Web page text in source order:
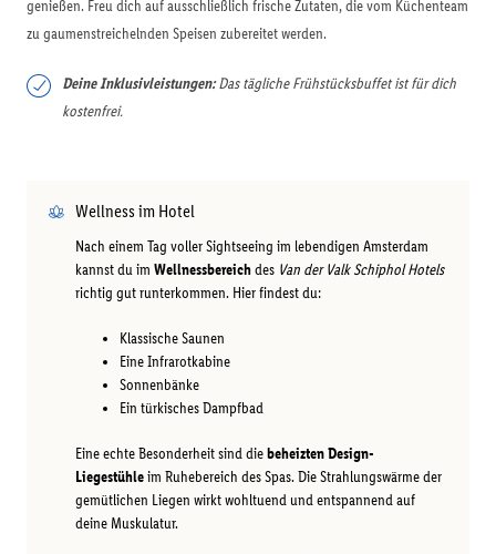
genießen. Freu dich auf ausschließlich frische Zutaten, die vom Küchenteam
zu gaumenstreichelnden Speisen zubereitet werden.
Deine Inklusivleistungen:Das tägliche Frühstücksbuffet ist für dich
kostenfrei.
Wellness im Hotel
Nach einem Tag voller Sightseeing im lebendigen Amsterdam
kannst du im Wellnessbereichdes Van der Valk Schiphol Hotels
richtig gut runterkommen. Hier findest du:
Klassische Saunen
Eine Infrarotkabine
Sonnenbänke
Ein türkisches Dampfbad
Eine echte Besonderheit sind diebeheizten Design-
Liegestühleim Ruhebereich des Spas. Die Strahlungswärme der
gemütlichen Liegen wirkt wohltuend und entspannend auf
deine Muskulatur.